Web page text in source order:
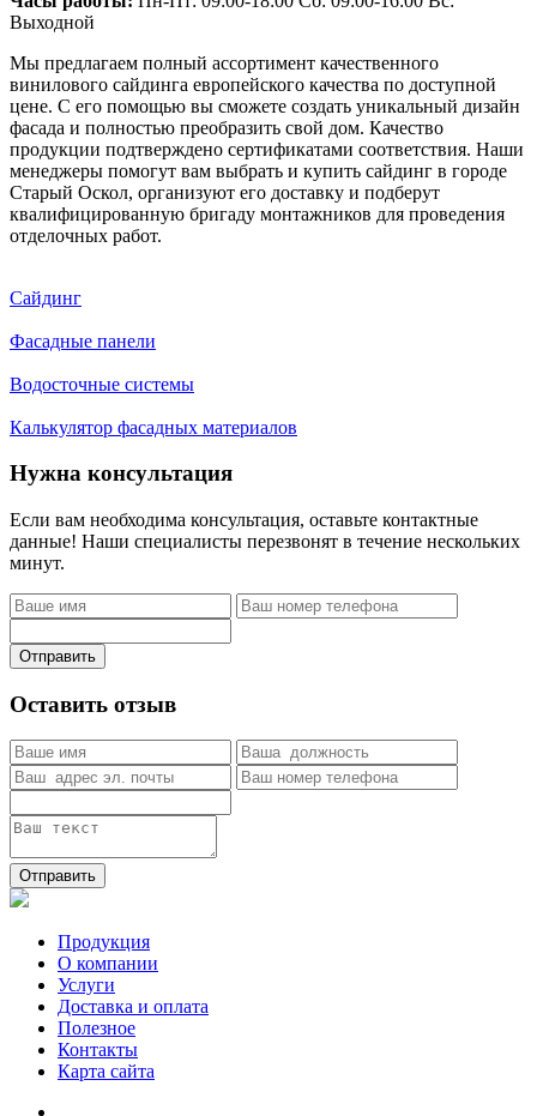
Выходной
Мы предлагаем полный ассортимент качественного
винилового сайдинга европейского качества по доступной
цене. С его помощью вы сможете создать уникальный дизайн
фасада и полностью преобразить свой дом. Качество
продукции подтверждено сертификатами соответствия. Наши
менеджеры помогут вам выбрать и купить сайдинг в городе
Старый Оскол, организуют его доставку и подберут
квалифицированную бригаду монтажников для проведения
отделочных работ.
Сайдинг
Фасадные панели
Водосточные системы
Калькулятор фасадных материалов
Нужна консультация
Если вам необходима консультация, оставьте контактные
данные! Наши специалисты перезвонят в течение нескольких
минут.
Отправить
Оставить отзыв
Отправить
Продукция
О компании
Услуги
Доставка и оплата
Полезное
Контакты
Карта сайта